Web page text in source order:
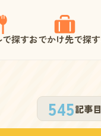
で探すおでかけ先で探す
545記事目